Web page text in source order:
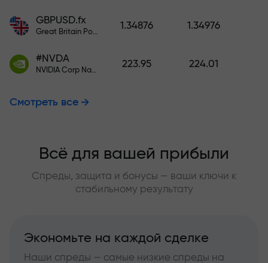
GBPUSD.fx
Great Britain Pound vs US Dollar
1.34876 1.34976
#NVDA
NVIDIA Corp Nasdaq Stock Exchange (Nasdaq) USD
223.95 224.01
Смотреть все
Всё для вашей прибыли
Спреды, защита и бонусы — ваши ключи к
стабильному результату
Экономьте на каждой сделке
Наши спреды — самые низкие спреды на